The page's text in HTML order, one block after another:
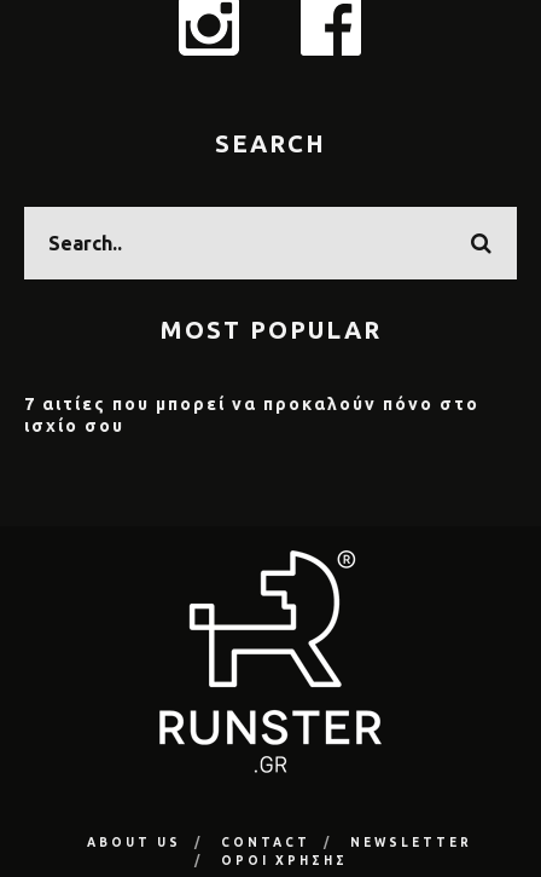
SEARCH
MOST POPULAR
7 αιτίες που μπορεί να προκαλούν πόνο στο
ισχίο σου
ABOUT US CONTACT
NEWSLETTER
ΟΡΟΙ ΧΡΗΣΗΣ